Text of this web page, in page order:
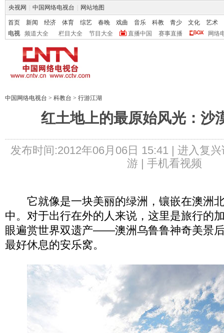
央视网 中国网络电视台 网站地图
首页 新闻 经济 体育 综艺 春晚 戏曲 音乐 科教 青少 文化
艺术
电视
频道大全 栏目大全 节目大全 直播中国 赛事直播 网络
中国网络电视台 > 科教台 > 行游江湖
红土地上的最原始风光：沙
发布时间:2012年06月06日 15:41 | 进入复兴
游 | 手机看视频
它就像是一块美丽的绿洲，镶嵌在澳洲
中。对于出行在外的人来说，这里是旅行的
眼遍赏世界双遗产——澳洲乌鲁鲁神奇美景
最好休息的安乐窝。